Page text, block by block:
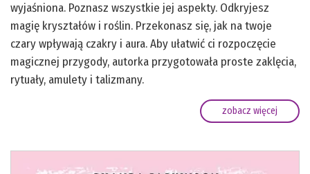
wyjaśniona. Poznasz wszystkie jej aspekty. Odkryjesz
magię kryształów i roślin. Przekonasz się, jak na twoje
czary wpływają czakry i aura. Aby ułatwić ci rozpoczęcie
magicznej przygody, autorka przygotowała proste zaklęcia,
rytuały, amulety i talizmany.
zobacz więcej